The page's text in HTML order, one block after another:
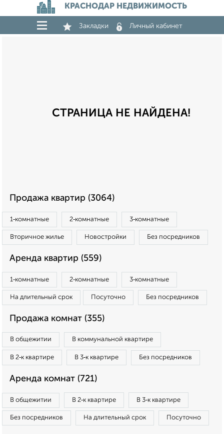
КРАСНОДАР НЕДВИЖИМОСТЬ
Закладки Личный кабинет
СТРАНИЦА НЕ НАЙДЕНА!
Продажа квартир (3064)
1‑комнатные 2‑комнатные 3‑комнатные
Вторичное жилье Новостройки Без посредников
Аренда квартир (559)
1‑комнатные 2‑комнатные 3‑комнатные
На длительный срок Посуточно Без посредников
Продажа комнат (355)
В общежитии В коммунальной квартире
В 2‑к квартире В 3‑к квартире Без посредников
Аренда комнат (721)
В общежитии В 2‑к квартире В 3‑к квартире
Без посредников На длительный срок Посуточно